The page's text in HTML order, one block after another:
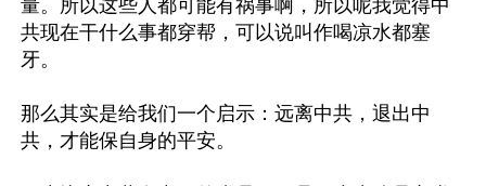
量。所以这些人都可能有祸事啊，所以呢我觉得中
共现在干什么事都穿帮，可以说叫作喝凉水都塞
牙。
那么其实是给我们一个启示：远离中共，退出中
共，才能保自身的平安。